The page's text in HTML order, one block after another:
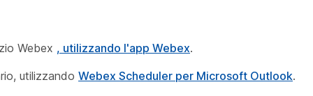
Webex , utilizzando l'app Webex.
utilizzando Webex Scheduler per Microsoft Outlook.